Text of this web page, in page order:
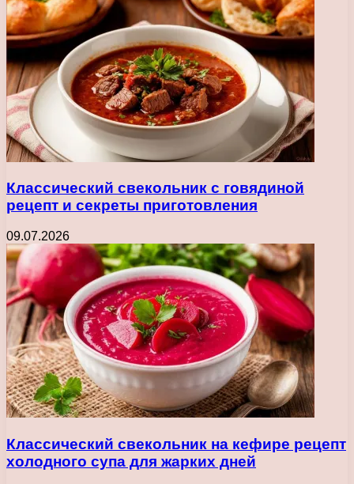
Классический свекольник с говядиной
рецепт и секреты приготовления
09.07.2026
Классический свекольник на кефире рецепт
холодного супа для жарких дней